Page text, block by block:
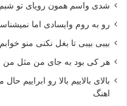
شدی واسم همون رویای تو شبم
رو به روم وایسادی اما
بیبی بیبی تا بغل نکنی منو
هر کی بود به جای من مثل من
بالای بالاییم بالا رو ابراییم
اهنگ